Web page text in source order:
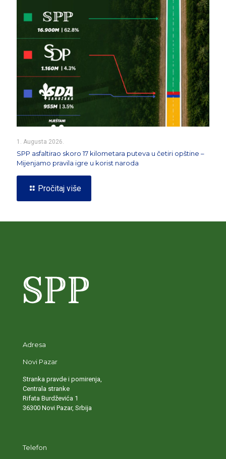
1. Augusta 2026.
SPP asfaltirao skoro 17 kilometara puteva u četiri opštine –
Mijenjamo pravila igre u korist naroda
Pročitaj više
Adresa
Novi Pazar
Stranka pravde i pomirenja,
Centrala stranke
Rifata Burdževića 1
36300 Novi Pazar, Srbija
Telefon